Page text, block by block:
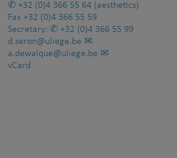
+32 (0)4 366 55 64 (aesthetics)
Fax +32 (0)4 366 55 59
Secretary:
+32 (0)4 366 55 99
d.seron@uliege.be
a.dewalque@uliege.be
vCard